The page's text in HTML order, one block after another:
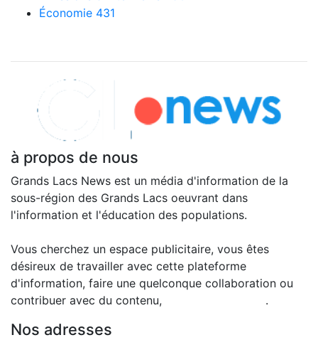
Économie 431
à propos de nous
Grands Lacs News est un média d'information de la
sous-région des Grands Lacs oeuvrant dans
l'information et l'éducation des populations.
Vous cherchez un espace publicitaire, vous êtes
désireux de travailler avec cette plateforme
d'information, faire une quelconque collaboration ou
contribuer avec du contenu,
.
Nos adresses